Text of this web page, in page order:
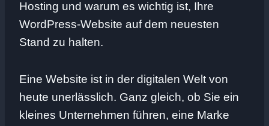
Hosting und warum es wichtig ist, Ihre
WordPress-Website auf dem neuesten
Stand zu halten.
Eine Website ist in der digitalen Welt von
heute unerlässlich. Ganz gleich, ob Sie ein
kleines Unternehmen führen, eine Marke